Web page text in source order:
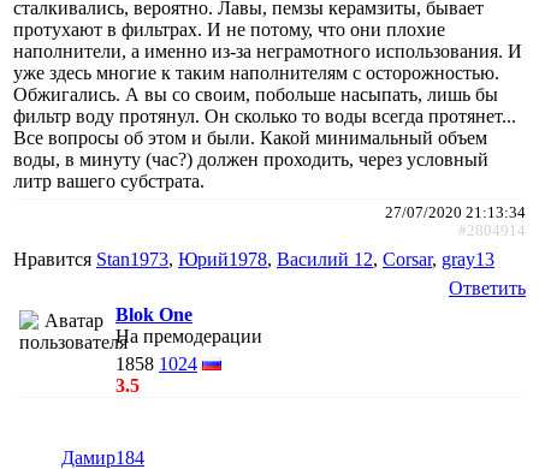
сталкивались, вероятно. Лавы, пемзы керамзиты, бывает
протухают в фильтрах. И не потому, что они плохие
наполнители, а именно из-за неграмотного использования. И
уже здесь многие к таким наполнителям с осторожностью.
Обжигались. А вы со своим, побольше насыпать, лишь бы
фильтр воду протянул. Он сколько то воды всегда протянет...
Все вопросы об этом и были. Какой минимальный объем
воды, в минуту (час?) должен проходить, через условный
литр вашего субстрата.
27/07/2020 21:13:34
#2804914
Нравится Stan1973, Юрий1978, Василий 12, Corsar, gray13
Ответить
Blok One
На премодерации
1858 1024
3.5
Дамир184